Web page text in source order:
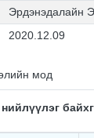
Эрдэнэдалайн
2020.12.09
мод